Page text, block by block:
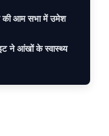
की आम सभा में उमेश
ने आंखों के स्वास्थ्य